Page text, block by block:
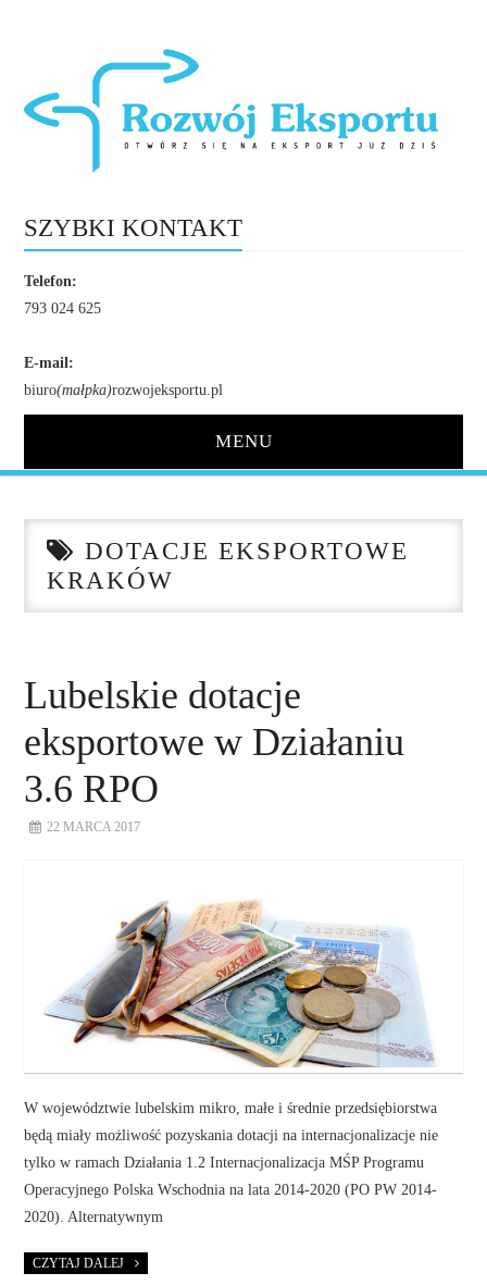
SZYBKI KONTAKT
Telefon:
793 024 625
E-mail:
biuro(małpka)rozwojeksportu.pl
MENU
O NAS
DORADZTWO
PLAN ROZWOJU EKSPORTU
PROEXIO
DOTACJE EKSPORTOWE
KRAKÓW
Lubelskie dotacje
eksportowe w Działaniu
3.6 RPO
22 MARCA 2017
W województwie lubelskim mikro, małe i średnie przedsiębiorstwa
będą miały możliwość pozyskania dotacji na internacjonalizacje nie
tylko w ramach Działania 1.2 Internacjonalizacja MŚP Programu
Operacyjnego Polska Wschodnia na lata 2014-2020 (PO PW 2014-
2020). Alternatywnym
CZYTAJ DALEJ